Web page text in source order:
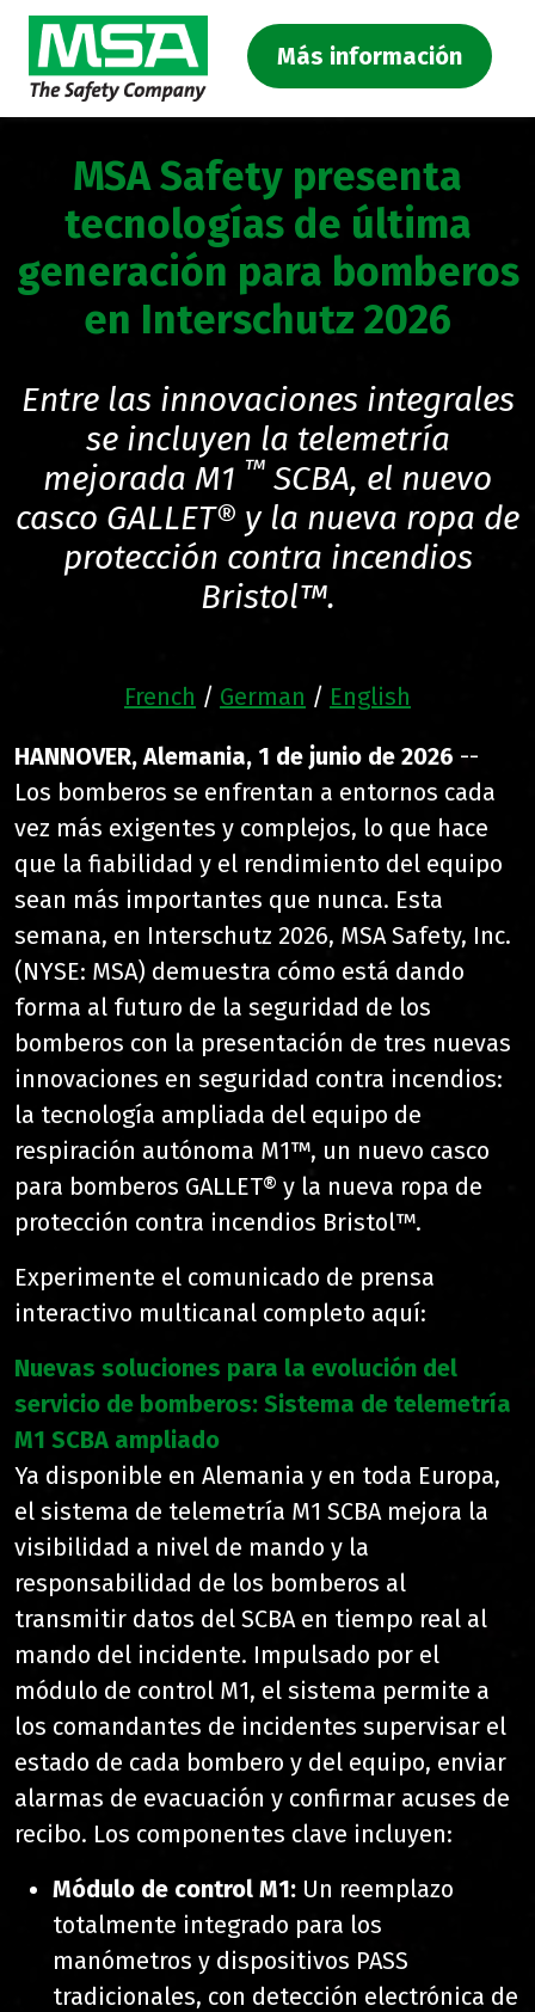
Más información
MSA Safety presenta
tecnologías de última
generación para bomberos
en Interschutz 2026
Entre las innovaciones integrales
se incluyen la telemetría
mejorada M1 ™ SCBA, el nuevo
casco GALLET® y la nueva ropa de
protección contra incendios
Bristol™.
French / German / English
HANNOVER, Alemania, 1 de junio de 2026 --
Los bomberos se enfrentan a entornos cada
vez más exigentes y complejos, lo que hace
que la fiabilidad y el rendimiento del equipo
sean más importantes que nunca. Esta
semana, en Interschutz 2026, MSA Safety, Inc.
(NYSE: MSA) demuestra cómo está dando
forma al futuro de la seguridad de los
bomberos con la presentación de tres nuevas
innovaciones en seguridad contra incendios:
la tecnología ampliada del equipo de
respiración autónoma M1™, un nuevo casco
para bomberos GALLET® y la nueva ropa de
protección contra incendios Bristol™.
Experimente el comunicado de prensa
interactivo multicanal completo aquí:
Nuevas soluciones para la evolución del
servicio de bomberos: Sistema de telemetría
M1 SCBA ampliado
Ya disponible en Alemania y en toda Europa,
el sistema de telemetría M1 SCBA mejora la
visibilidad a nivel de mando y la
responsabilidad de los bomberos al
transmitir datos del SCBA en tiempo real al
mando del incidente. Impulsado por el
módulo de control M1, el sistema permite a
los comandantes de incidentes supervisar el
estado de cada bombero y del equipo, enviar
alarmas de evacuación y confirmar acuses de
recibo. Los componentes clave incluyen:
Módulo de control M1: Un reemplazo
totalmente integrado para los
manómetros y dispositivos PASS
tradicionales, con detección electrónica de